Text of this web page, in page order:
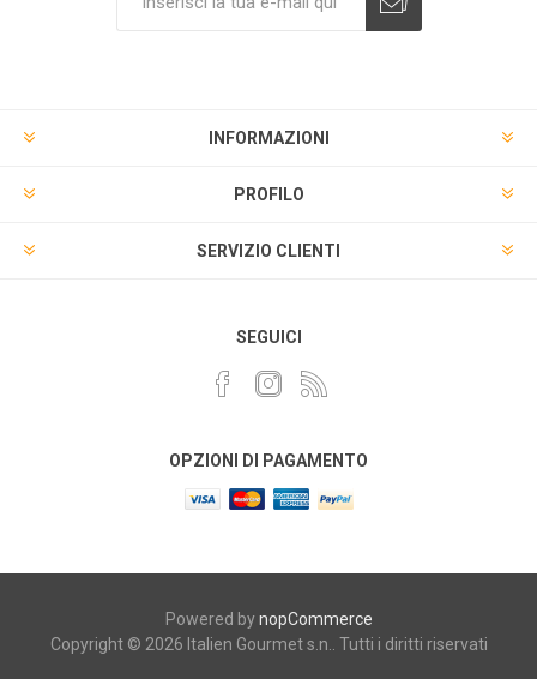
INFORMAZIONI
PROFILO
SERVIZIO CLIENTI
SEGUICI
OPZIONI DI PAGAMENTO
Powered bynopCommerce
Copyright © 2026 Italien Gourmet s.n.. Tutti i diritti riservati